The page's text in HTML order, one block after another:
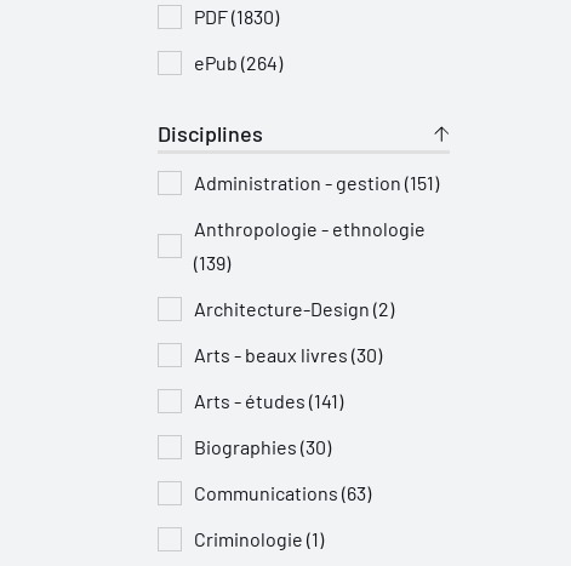
PDF (1830)
ePub (264)
Disciplines
Administration - gestion (151)
Anthropologie - ethnologie
(139)
Architecture-Design (2)
Arts - beaux livres (30)
Arts - études (141)
Biographies (30)
Communications (63)
Criminologie (1)